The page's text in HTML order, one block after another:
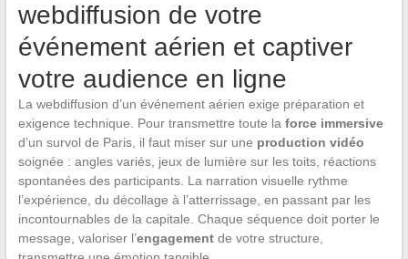
webdiffusion de votre
événement aérien et captiver
votre audience en ligne
La webdiffusion d’un événement aérien exige préparation et
exigence technique. Pour transmettre toute la force immersive
d’un survol de Paris, il faut miser sur une production vidéo
soignée : angles variés, jeux de lumière sur les toits, réactions
spontanées des participants. La narration visuelle rythme
l’expérience, du décollage à l’atterrissage, en passant par les
incontournables de la capitale. Chaque séquence doit porter le
message, valoriser l’engagementde votre structure,